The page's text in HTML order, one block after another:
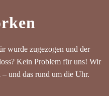
wurde zugezogen und der
Kein Problem für uns! Wir
und das rund um die Uhr.